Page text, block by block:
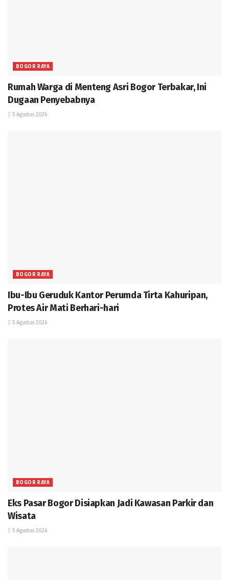
BOGOR RAYA
Rumah Warga di Menteng Asri Bogor Terbakar, Ini
Dugaan Penyebabnya
5 Agustus 2026
BOGOR RAYA
Ibu-Ibu Geruduk Kantor Perumda Tirta Kahuripan,
Protes Air Mati Berhari-hari
5 Agustus 2026
BOGOR RAYA
Eks Pasar Bogor Disiapkan Jadi Kawasan Parkir dan
Wisata
5 Agustus 2026